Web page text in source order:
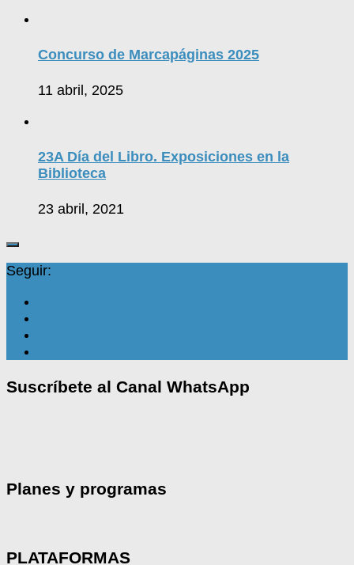
Concurso de Marcapáginas 2025
11 abril, 2025
23A Día del Libro. Exposiciones en la
Biblioteca
23 abril, 2021
Seguir:
Suscríbete al Canal WhatsApp
Planes y programas
PLATAFORMAS